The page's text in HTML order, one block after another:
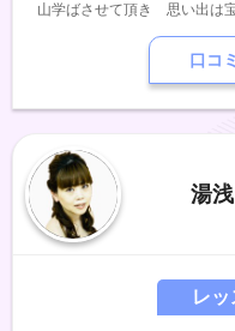
山学ばさせて頂き 思い出は
い関係を築いていけたら、、
ってみたいことを自由に選
込むスタイルを提案しており
口コ
湯
レ